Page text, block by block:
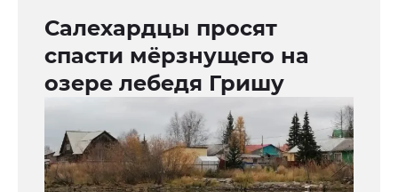
Салехардцы просят
спасти мёрзнущего на
озере лебедя Гришу